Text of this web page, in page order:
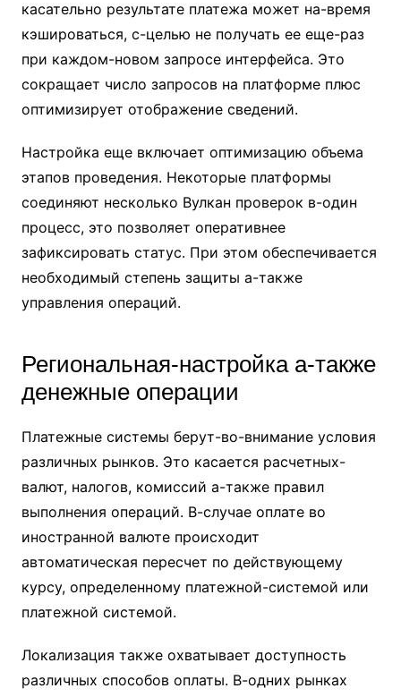
касательно результате платежа может на-время
кэшироваться, с-целью не получать ее еще-раз
при каждом-новом запросе интерфейса. Это
сокращает число запросов на платформе плюс
оптимизирует отображение сведений.
Настройка еще включает оптимизацию объема
этапов проведения. Некоторые платформы
соединяют несколько Вулкан проверок в-один
процесс, это позволяет оперативнее
зафиксировать статус. При этом обеспечивается
необходимый степень защиты а-также
управления операций.
Региональная-настройка а-также
денежные операции
Платежные системы берут-во-внимание условия
различных рынков. Это касается расчетных-
валют, налогов, комиссий а-также правил
выполнения операций. В-случае оплате во
иностранной валюте происходит
автоматическая пересчет по действующему
курсу, определенному платежной-системой или
платежной системой.
Локализация также охватывает доступность
различных способов оплаты. В-одних рынках